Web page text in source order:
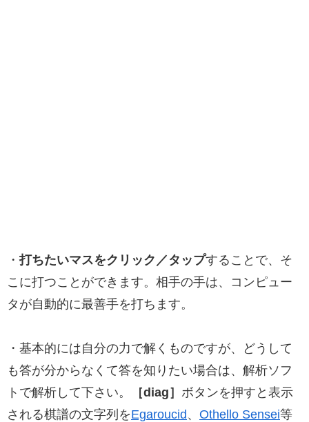
・打ちたいマスをクリック／タップすることで、そ
こに打つことができます。相手の手は、コンピュー
タが自動的に最善手を打ちます。
・基本的には自分の力で解くものですが、どうして
も答が分からなくて答を知りたい場合は、解析ソフ
トで解析して下さい。
［diag］ ボタンを押すと表示
される棋譜の文字列をEgaroucid、 Othello Sensei等